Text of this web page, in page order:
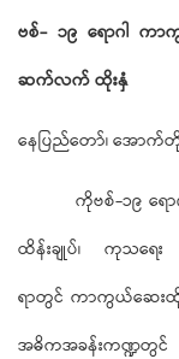
ဗစ်- ၁၉ ရောဂါ ကာကွ
ဆက်လက်ထိုးနှံ
နေပြည်တော်၊ အောက်
ကိုဗစ်-၁၉ ရောဂ
ထိန်းချုပ်၊ ကုသရေ
ရာတွင် ကာကွယ်ဆေးထို
အဓိကအခန်းကဏ္ဍတွ